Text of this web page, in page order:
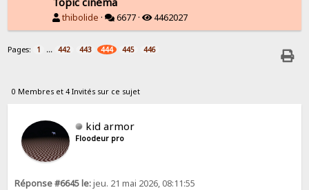
thibolide · 6677 · 4462027
Pages: 1 ... 442 443 444 445 446
0 Membres et 4 Invités sur ce sujet
kid armor
Floodeur pro
Réponse #6645 le:jeu. 21 mai 2026, 08:11:55